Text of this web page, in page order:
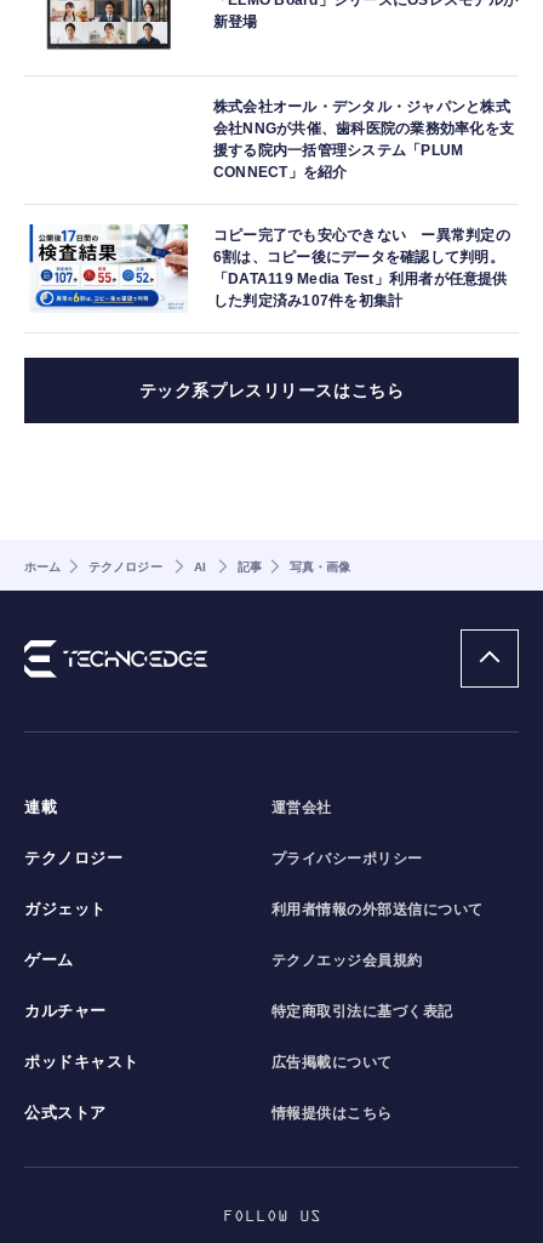
新登場
株式会社オール・デンタル・ジャパンと株式
会社NNGが共催、歯科医院の業務効率化を支
援する院内一括管理システム「PLUM
CONNECT」を紹介
コピー完了でも安心できない ー異常判定の
6割は、コピー後にデータを確認して判明。
「DATA119 Media Test」利用者が任意提供
した判定済み107件を初集計
テック系プレスリリースはこちら
ホーム テクノロジー AI 記事 写真・画像
連載
テクノロジー
ガジェット
ゲーム
カルチャー
ポッドキャスト
公式ストア
運営会社
プライバシーポリシー
利用者情報の外部送信について
テクノエッジ会員規約
特定商取引法に基づく表記
広告掲載について
情報提供はこちら
FOLLOW US